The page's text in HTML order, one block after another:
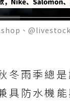
、
冬雨季總
具防水機